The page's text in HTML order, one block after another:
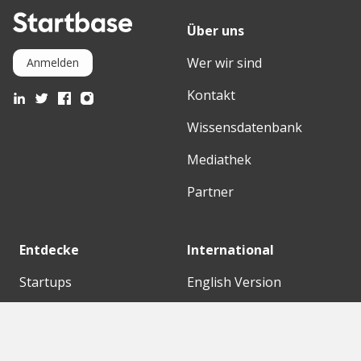
Anmelden
Über uns
Wer wir sind
Kontakt
Wissensdatenbank
Mediathek
Partner
Entdecke
Startups
International
English Version